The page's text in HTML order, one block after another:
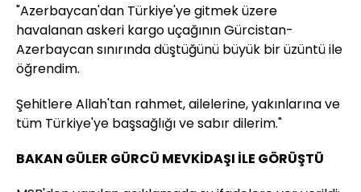
"Azerbaycan'dan Türkiye'ye gitmek üzere
havalanan askeri kargo uçağının Gürcistan-
Azerbaycan sınırında düştüğünü büyük bir üzüntü ile
öğrendim.
Şehitlere Allah'tan rahmet, ailelerine, yakınlarına ve
tüm Türkiye'ye başsağlığı ve sabır dilerim."
BAKAN GÜLER GÜRCÜ MEVKİDAŞI İLE GÖRÜŞTÜ